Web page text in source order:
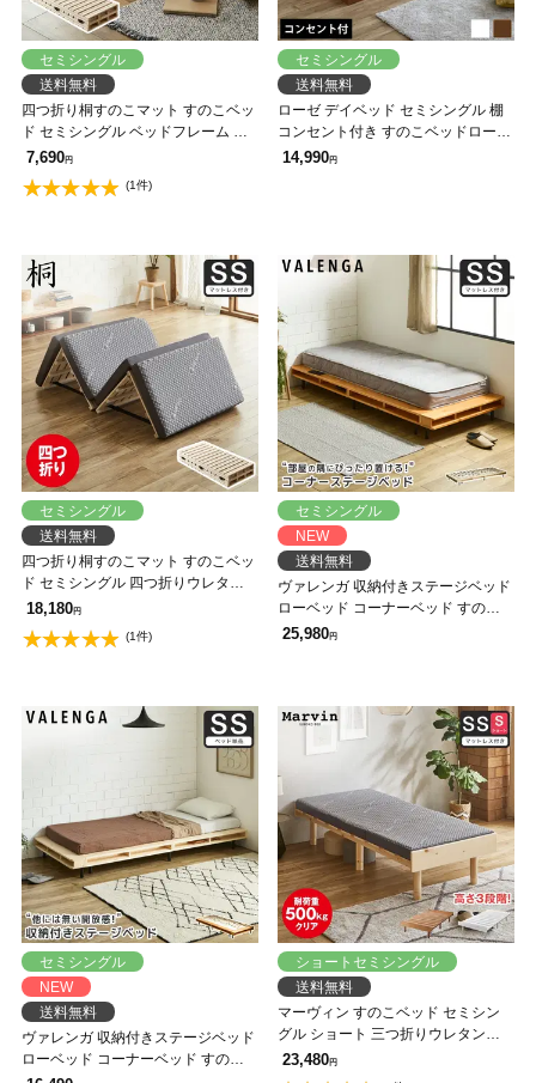
セミシングル
送料無料
四つ折り桐すのこマット すのこベッ
ド セミシングル ベッドフレーム 木
製 低ホルムアルデヒド 軽量 軽い コ
ンパクト すのこマット 桐
7,690円
(1件)
セミシングル
送料無料
ローゼ デイベッド セミシングル 棚
コンセント付き すのこベッドローベ
ッド ソファベッド ベッドフレーム
14,990円
セミシングル
送料無料
四つ折り桐すのこマット すのこベッ
ド セミシングル 四つ折りウレタン
マットレス付き 木製 低ホルムアル
マット 桐
18,180円
(1件)
セミシングル
NEW
送料無料
ヴァレンガ 収納付きステージベッド
ローベッド コーナーベッド すのこ
ベッド 厚さ15cmポケットコイルマ
ベッド 一人暮らし 新生活
25,980円
セミシングル
NEW
送料無料
ヴァレンガ 収納付きステージベッド
ローベッド コーナーベッド すのこ
ショートセミシングル
送料無料
マーヴィン すのこベッド セミシン
グル ショート 三つ折りウレタンマ
ットレスセット 木製 頑丈 耐荷重
23,480円